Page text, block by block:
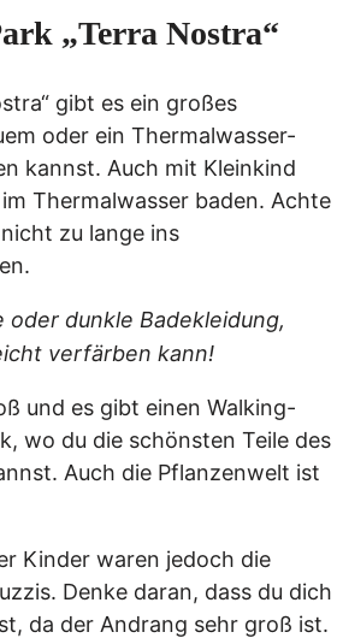
„Terra Nostra“
gibt es ein großes
oder ein Thermalwasser-
kannst. Auch mit Kleinkind
Thermalwasser baden. Achte
zu lange ins
oder dunkle Badekleidung,
verfärben kann!
und es gibt einen Walking-
wo du die schönsten Teile des
Auch die Pflanzenwelt ist
Kinder waren jedoch die
Denke daran, dass du dich
da der Andrang sehr groß ist.